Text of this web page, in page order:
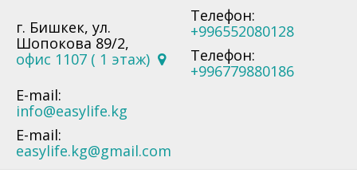
г. Бишкек, ул.
Шопокова 89/2,
офис 1107 ( 1 этаж)
Телефон:
+996552080128
Телефон:
+996779880186
E-mail:
info@easylife.kg
E-mail:
easylife.kg@gmail.com